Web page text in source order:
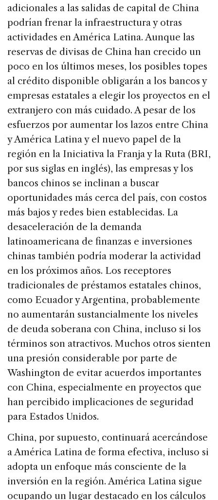
adicionales a las salidas de capital de China
podrían frenar la infraestructura y otras
actividades en América Latina. Aunque las
reservas de divisas de China han crecido un
poco en los últimos meses, los posibles topes
al crédito disponible obligarán a los bancos y
empresas estatales a elegir los proyectos en el
extranjero con más cuidado. A pesar de los
esfuerzos por aumentar los lazos entre China
y América Latina y el nuevo papel de la
región en la Iniciativa la Franja y la Ruta (BRI,
por sus siglas en inglés), las empresas y los
bancos chinos se inclinan a buscar
oportunidades más cerca del país, con costos
más bajos y redes bien establecidas. La
desaceleración de la demanda
latinoamericana de finanzas e inversiones
chinas también podría moderar la actividad
en los próximos años. Los receptores
tradicionales de préstamos estatales chinos,
como Ecuador y Argentina, probablemente
no aumentarán sustancialmente los niveles
de deuda soberana con China, incluso si los
términos son atractivos. Muchos otros sienten
una presión considerable por parte de
Washington de evitar acuerdos importantes
con China, especialmente en proyectos que
han percibido implicaciones de seguridad
para Estados Unidos.
China, por supuesto, continuará acercándose
a América Latina de forma efectiva, incluso si
adopta un enfoque más consciente de la
inversión en la región. América Latina sigue
ocupando un lugar destacado en los cálculos